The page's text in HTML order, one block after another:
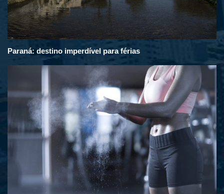
Paraná: destino imperdível para férias